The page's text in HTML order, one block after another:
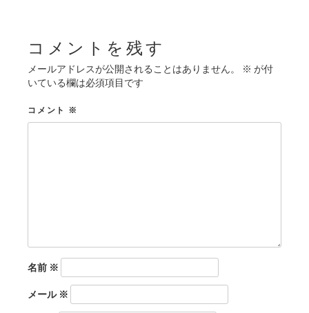
コメントを残す
メールアドレスが公開されることはありません。 ※ が付
いている欄は必須項目です
コメント ※
名前 ※
メール※